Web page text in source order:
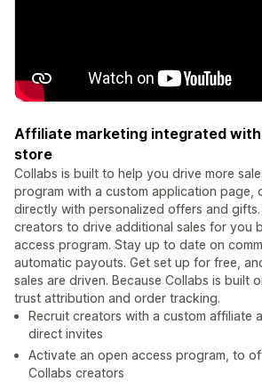
Affiliate marketing integrated
store
Collabs is built to help you drive more
program with a custom application page,
directly with personalized offers and
creators to drive additional sales for you
access program. Stay up to date on
automatic payouts. Get set up for free,
sales are driven. Because Collabs is built
trust attribution and order tracking.
Recruit creators with a custom affiliate
direct invites
Activate an open access program, to
Collabs creators